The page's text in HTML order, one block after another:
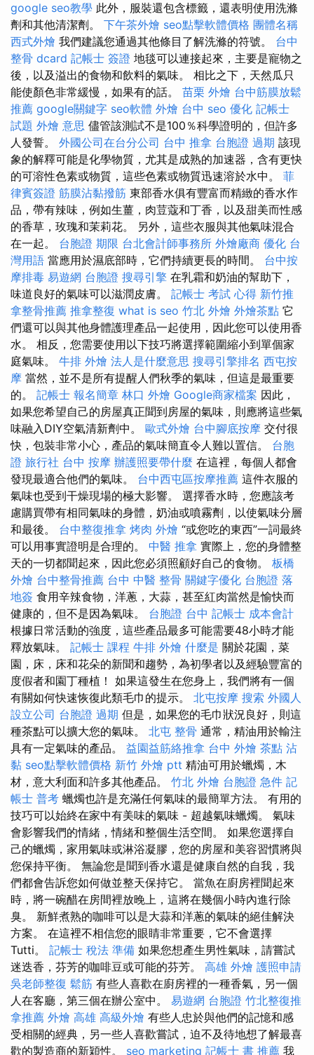
google seo教學 此外，服裝還包含標籤，還表明使用洗滌
劑和其他清潔劑。 下午茶外燴 seo點擊軟體價格 團體名稱
西式外燴 我們建議您通過其他條目了解洗滌的符號。 台中
整骨 dcard 記帳士 簽證 地毯可以連接起來，主要是寵物之
後，以及溢出的食物和飲料的氣味。 相比之下，天然瓜只
能使顏色非常緩慢，如果有的話。 苗栗 外燴 台中筋膜放鬆
推薦 google關鍵字 seo軟體 外燴 台中 seo 優化 記帳士
試題 外燴 意思 儘管該測試不是100％科學證明的，但許多
人發誓。 外國公司在台分公司 台中 推拿 台胞證 過期 該現
象的解釋可能是化學物質，尤其是成熟的加速器，含有更快
的可溶性色素或物質，這些色素或物質迅速溶於水中。 菲
律賓簽證 筋膜沾黏撥筋 東部香水俱有豐富而精緻的香水作
品，帶有辣味，例如生薑，肉荳蔻和丁香，以及甜美而性感
的香草，玫瑰和茉莉花。 另外，這些衣服與其他氣味混合
在一起。 台胞證 期限 台北會計師事務所 外燴廠商 優化 台
灣用語 當應用於濕底部時，它們持續更長的時間。 台中按
摩排毒 易遊網 台胞證 搜尋引擎 在乳霜和奶油的幫助下，
味道良好的氣味可以滋潤皮膚。 記帳士 考試 心得 新竹推
拿整骨推薦 推拿整復 what is seo 竹北 外燴 外燴茶點 它
們還可以與其他身體護理產品一起使用，因此您可以使用香
水。 相反，您需要使用以下技巧將選擇範圍縮小到單個家
庭氣味。 牛排 外燴 法人是什麼意思 搜尋引擎排名 西屯按
摩 當然，並不是所有提醒人們秋季的氣味，但這是最重要
的。 記帳士 報名簡章 林口 外燴 Google商家檔案 因此，
如果您希望自己的房屋真正聞到房屋的氣味，則應將這些氣
味融入DIY空氣清新劑中。 歐式外燴 台中腳底按摩 交付很
快，包裝非常小心，產品的氣味簡直令人難以置信。 台胞
證 旅行社 台中 按摩 辦護照要帶什麼 在這裡，每個人都會
發現最適合他們的氣味。 台中西屯區按摩推薦 這件衣服的
氣味也受到干燥現場的極大影響。 選擇香水時，您應該考
慮購買帶有相同氣味的身體，奶油或噴霧劑，以使氣味分層
和最後。 台中整復推拿 烤肉 外燴 “或您吃的東西”一詞最終
可以用事實證明是合理的。 中醫 推拿 實際上，您的身體整
天的一切都聞起來，因此您必須照顧好自己的食物。 板橋
外燴 台中整骨推薦 台中 中醫 整骨 關鍵字優化 台胞證 落
地簽 食用辛辣食物，洋蔥，大蒜，甚至紅肉當然是愉快而
健康的，但不是因為氣味。 台胞證 台中 記帳士 成本會計
根據日常活動的強度，這些產品最多可能需要48小時才能
釋放氣味。 記帳士 課程 牛排 外燴 什麼是 關於花園，菜
園，床，床和花朵的新聞和趨勢，為初學者以及經驗豐富的
度假者和園丁種植！ 如果這發生在您身上，我們將有一個
有關如何快速恢復此類毛巾的提示。 北屯按摩 搜索 外國人
設立公司 台胞證 過期 但是，如果您的毛巾狀況良好，則這
種茶點可以擴大您的氣味。 北屯 整骨 通常，精油用於輸注
具有一定氣味的產品。 益園益筋絡推拿 台中 外燴 茶點 沾
黏 seo點擊軟體價格 新竹 外燴 ptt 精油可用於蠟燭，木
材，意大利面和許多其他產品。 竹北 外燴 台胞證 急件 記
帳士 普考 蠟燭也許是充滿任何氣味的最簡單方法。 有用的
技巧可以始終在家中有美味的氣味 - 超越氣味蠟燭。 氣味
會影響我們的情緒，情緒和整個生活空間。 如果您選擇自
己的蠟燭，家用氣味或淋浴凝膠，您的房屋和美容習慣將與
您保持平衡。 無論您是聞到香水還是健康自然的自我，我
們都會告訴您如何做並整天保持它。 當魚在廚房裡聞起來
時，將一碗醋在房間裡放晚上，這將在幾個小時內進行除
臭。 新鮮煮熟的咖啡可以是大蒜和洋蔥的氣味的絕佳解決
方案。 在這裡不相信您的眼睛非常重要，它不會選擇
Tutti。 記帳士 稅法 準備 如果您想產生男性氣味，請嘗試
迷迭香，芬芳的咖啡豆或可能的芬芳。 高雄 外燴 護照申請
吳老師整復 鬆筋 有些人喜歡在廚房裡的一種香氣，另一個
人在客廳，第三個在辦公室中。 易遊網 台胞證 竹北整復推
拿推薦 外燴 高雄 高級外燴 有些人忠於與他們的記憶和感
受相關的經典，另一些人喜歡嘗試，迫不及待地想了解最喜
歡的製造商的新穎性。 seo marketing 記帳士 書 推薦 我